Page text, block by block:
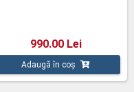
990.00 Lei
Adaugă în coș